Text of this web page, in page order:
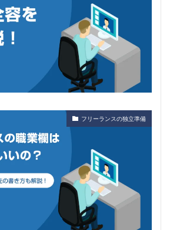
フリーランスの独立準備